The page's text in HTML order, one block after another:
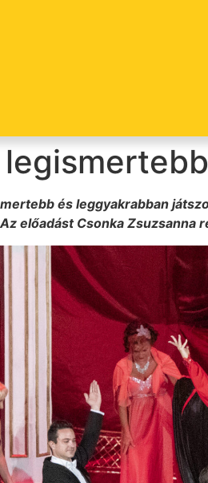
és leggyakrabban
előadást Csonka